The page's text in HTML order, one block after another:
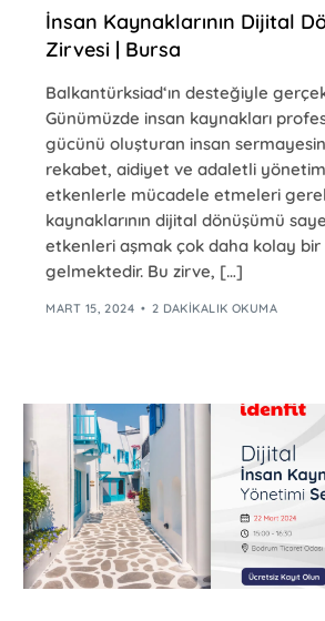
İnsan Kaynaklarının Dijital
Zirvesi | Bursa
Balkantürksiad‘ın desteğiyle
Günümüzde insan kaynakları
gücünü oluşturan insan
rekabet, aidiyet ve adaletli
etkenlerle mücadele etmeleri
kaynaklarının dijital dönüşümü
etkenleri aşmak çok daha kolay bir
gelmektedir. Bu zirve, […]
MART 15, 2024 2 DAKIKALIK OKUMA